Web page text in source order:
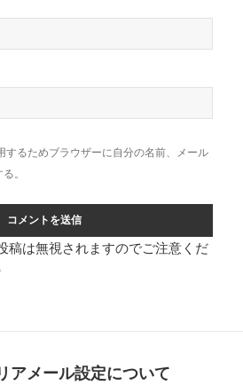
するためブラウザーに自分の名前、メール
。
稿は無視されますのでご注意くだ
アメール設定について